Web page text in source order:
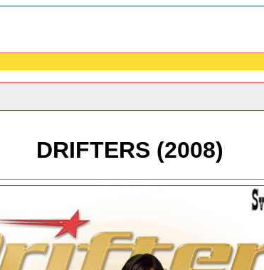
DRIFTERS (2008)